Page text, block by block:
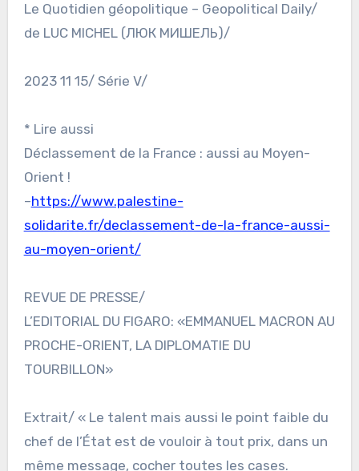
Le Quotidien géopolitique – Geopolitical Daily/
de LUC MICHEL (ЛЮК МИШЕЛЬ)/
2023 11 15/ Série V/
* Lire aussi
Déclassement de la France : aussi au Moyen-
Orient !
–https://www.palestine-
solidarite.fr/declassement-de-la-france-aussi-
au-moyen-orient/
REVUE DE PRESSE/
L’EDITORIAL DU FIGARO: «EMMANUEL MACRON AU
PROCHE-ORIENT, LA DIPLOMATIE DU
TOURBILLON»
Extrait/ « Le talent mais aussi le point faible du
chef de l’État est de vouloir à tout prix, dans un
même message, cocher toutes les cases.